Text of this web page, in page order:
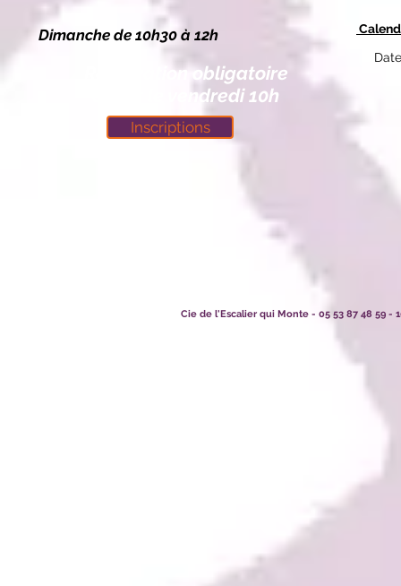
Inscriptions
Dimanche de 10h30 à 12h
Réservation obligatoire
avant le vendredi 10h
Cie de l'Escalier qui Monte - 05 53 87 48 59 -